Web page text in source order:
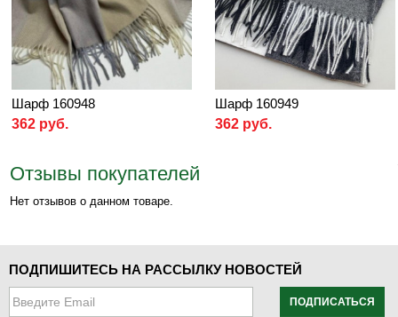
Шарф 160948
362 руб.
Шарф 160949
362 руб.
Отзывы покупателей
Нет отзывов о данном товаре.
ПОДПИШИТЕСЬ НА РАССЫЛКУ НОВОСТЕЙ
ПОДПИСАТЬСЯ